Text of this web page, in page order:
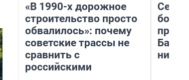
«В 1990-х дорожное
строительство просто
обвалилось»: почему
советские трассы не
сравнить с
российскими
них